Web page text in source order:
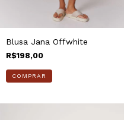
Blusa Jana Offwhite
R$198,00
COMPRAR